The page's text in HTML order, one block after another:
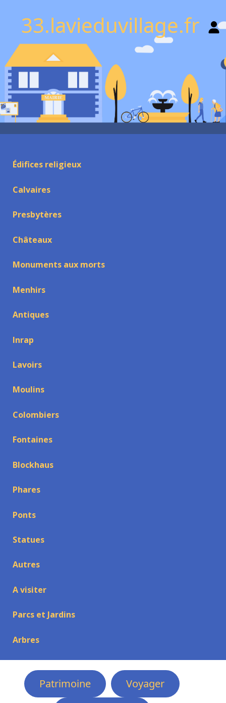
33.lavieduvillage.fr
Édifices religieux
Calvaires
Presbytères
Châteaux
Monuments aux morts
Menhirs
Antiques
Inrap
Lavoirs
Moulins
Colombiers
Fontaines
Blockhaus
Phares
Ponts
Statues
Autres
A visiter
Parcs et Jardins
Arbres
Patrimoine
Voyager